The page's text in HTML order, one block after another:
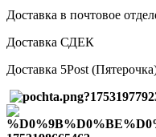
Доставка в почтовое
Доставка СДЕК
Доставка 5Post